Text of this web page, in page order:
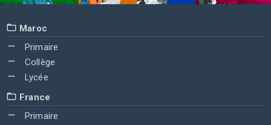
Maroc
Primaire
Collège
Lycée
France
Primaire